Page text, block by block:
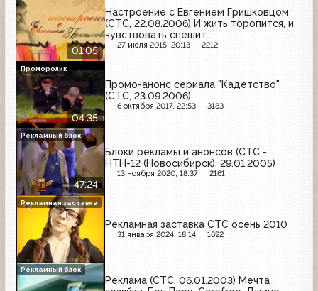
01:05
Настроение с Евгением Гришковцом
(СТС, 22.08.2006) И жить торопится, и
чувствовать спешит...
27 июля 2015, 20:13 2212
04:35
Промо-анонс сериала "Кадетство"
(СТС, 23.09.2006)
6 октября 2017, 22:53 3183
Проморолик
47:24
Блоки рекламы и анонсов (СТС -
НТН-12 (Новосибирск), 29.01.2005)
13 ноября 2020, 18:37 2161
Рекламный блок
Рекламная заставка СТС осень 2010
31 января 2024, 18:14 1692
Рекламная заставка
Реклама (СТС, 06.01.2003) Мечта
Рекламный блок